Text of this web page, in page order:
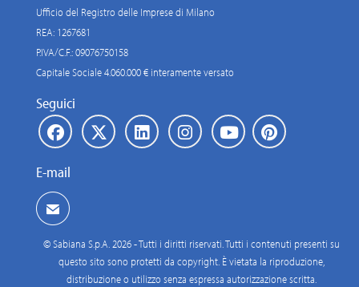
Ufficio del Registro delle Imprese di Milano
REA: 1267681
P.IVA/C.F.: 09076750158
Capitale Sociale 4.060.000 € interamente versato
Seguici
E-mail
© Sabiana S.p.A. 2026 - Tutti i diritti riservati. Tutti i contenuti presenti su
questo sito sono protetti da copyright. È vietata la riproduzione,
distribuzione o utilizzo senza espressa autorizzazione scritta.